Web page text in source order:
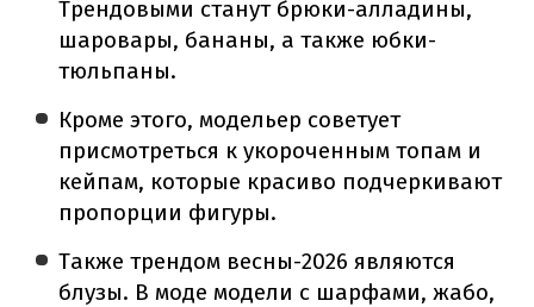
Трендовыми станут брюки-алладины,
шаровары, бананы, а также юбки-
тюльпаны.
Кроме этого, модельер советует
присмотреться к укороченным топам и
кейпам, которые красиво подчеркивают
пропорции фигуры.
Также трендом весны-2026 являются
блузы. В моде модели с шарфами, жабо,